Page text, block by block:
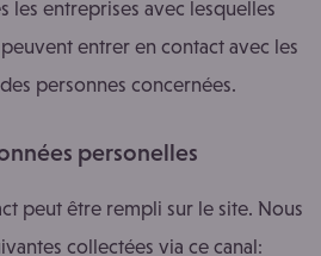
les entreprises avec lesquelles
entrer en contact avec les
personnes concernées.
personelles
peut être rempli sur le site. Nous
collectées via ce canal: